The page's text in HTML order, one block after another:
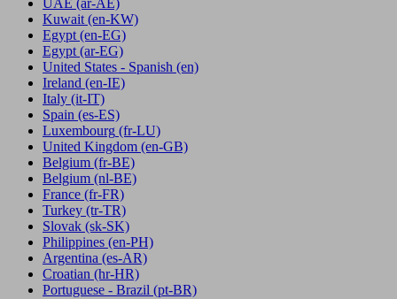
UAE (ar-AE)
Kuwait (en-KW)
Egypt (en-EG)
Egypt (ar-EG)
United States - Spanish (en)
Ireland (en-IE)
Italy (it-IT)
Spain (es-ES)
Luxembourg (fr-LU)
United Kingdom (en-GB)
Belgium (fr-BE)
Belgium (nl-BE)
France (fr-FR)
Turkey (tr-TR)
Slovak (sk-SK)
Philippines (en-PH)
Argentina (es-AR)
Croatian (hr-HR)
Portuguese - Brazil (pt-BR)